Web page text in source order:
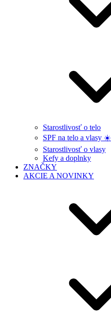
Starostlivosť o telo
SPF na telo a vlasy ☀️
Starostlivosť o vlasy
Kefy a doplnky
ZNAČKY
AKCIE A NOVINKY